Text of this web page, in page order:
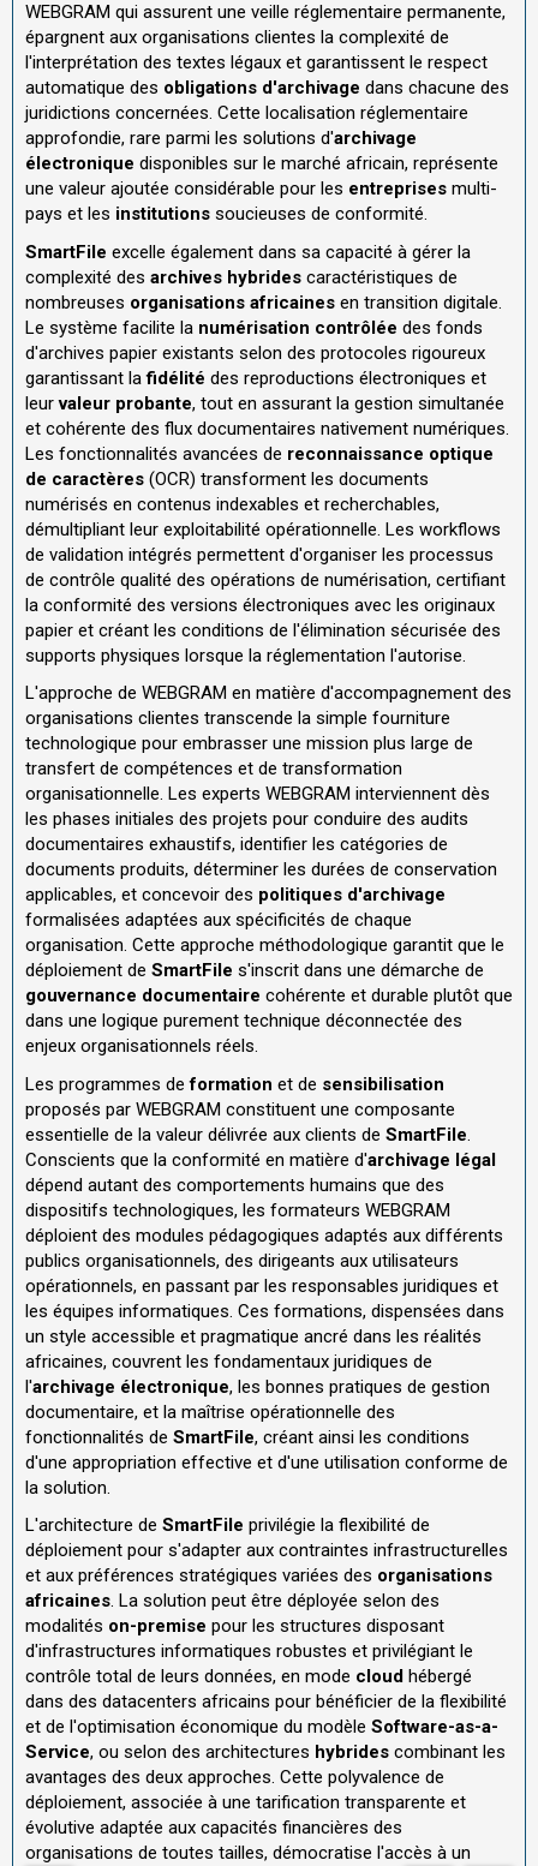
WEBGRAM qui assurent une veille réglementaire permanente,
épargnent aux organisations clientes la complexité de
l'interprétation des textes légaux et garantissent le respect
automatique des obligations d'archivage dans chacune des
juridictions concernées. Cette localisation réglementaire
approfondie, rare parmi les solutions d'archivage
électronique disponibles sur le marché africain, représente
une valeur ajoutée considérable pour les entreprises multi-
pays et les institutions soucieuses de conformité.
SmartFile excelle également dans sa capacité à gérer la
complexité des archives hybrides caractéristiques de
nombreuses organisations africaines en transition digitale.
Le système facilite la numérisation contrôlée des fonds
d'archives papier existants selon des protocoles rigoureux
garantissant lafidélité des reproductions électroniques et
leurvaleur probante, tout en assurant la gestion simultanée
et cohérente des flux documentaires nativement numériques.
Les fonctionnalités avancées de reconnaissance optique
de caractères (OCR) transforment les documents
numérisés en contenus indexables et recherchables,
démultipliant leur exploitabilité opérationnelle. Les workflows
de validation intégrés permettent d'organiser les processus
de contrôle qualité des opérations de numérisation, certifiant
la conformité des versions électroniques avec les originaux
papier et créant les conditions de l'élimination sécurisée des
supports physiques lorsque la réglementation l'autorise.
L'approche de WEBGRAM en matière d'accompagnement des
organisations clientes transcende la simple fourniture
technologique pour embrasser une mission plus large de
transfert de compétences et de transformation
organisationnelle. Les experts WEBGRAM interviennent dès
les phases initiales des projets pour conduire des audits
documentaires exhaustifs, identifier les catégories de
documents produits, déterminer les durées de conservation
applicables, et concevoir des politiques d'archivage
formalisées adaptées aux spécificités de chaque
organisation. Cette approche méthodologique garantit que le
déploiement de SmartFile s'inscrit dans une démarche de
gouvernance documentaire cohérente et durable plutôt que
dans une logique purement technique déconnectée des
enjeux organisationnels réels.
Les programmes deformation et de sensibilisation
proposés par WEBGRAM constituent une composante
essentielle de la valeur délivrée aux clients de SmartFile
Conscients que la conformité en matière d'archivage légal
dépend autant des comportements humains que des
dispositifs technologiques, les formateurs WEBGRAM
déploient des modules pédagogiques adaptés aux différents
publics organisationnels, des dirigeants aux utilisateurs
opérationnels, en passant par les responsables juridiques et
les équipes informatiques. Ces formations, dispensées dans
un style accessible et pragmatique ancré dans les réalités
africaines, couvrent les fondamentaux juridiques de
l'archivage électronique, les bonnes pratiques de gestion
documentaire, et la maîtrise opérationnelle des
fonctionnalités de SmartFile, créant ainsi les conditions
d'une appropriation effective et d'une utilisation conforme de
la solution.
L'architecture de SmartFile privilégie la flexibilité de
déploiement pour s'adapter aux contraintes infrastructurelles
et aux préférences stratégiques variées des organisations
africaines. La solution peut être déployée selon des
modalités on-premise pour les structures disposant
d'infrastructures informatiques robustes et privilégiant le
contrôle total de leurs données, en mode cloud hébergé
dans des datacenters africains pour bénéficier de la flexibilité
et de l'optimisation économique du modèle Software-as-a-
Service, ou selon des architectures hybrides combinant les
avantages des deux approches. Cette polyvalence de
déploiement, associée à une tarification transparente et
évolutive adaptée aux capacités financières des
organisations de toutes tailles, démocratise l'accès à un